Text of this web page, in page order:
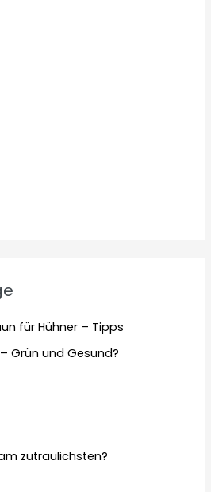
für Hühner – Tipps
Grün und Gesund?
zutraulichsten?